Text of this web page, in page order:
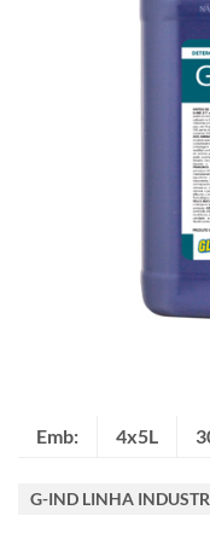
Emb: 4x5L
G-IND LINHA